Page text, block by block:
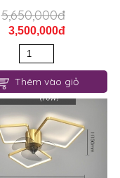
5,650,000đ
3,500,000đ
Thêm vào giỏ